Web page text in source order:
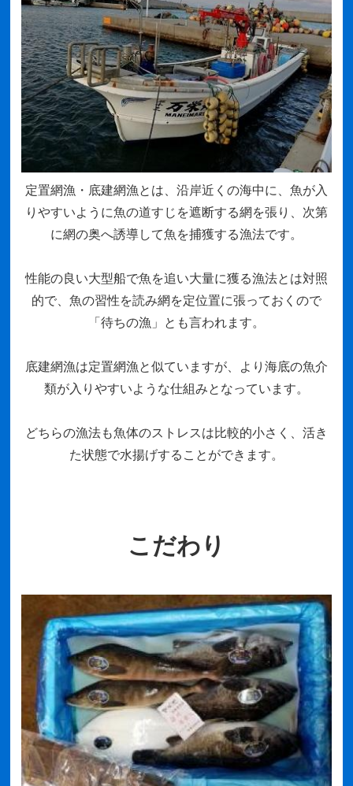
定置網漁・底建網漁とは、沿岸近くの海中に、魚が入
りやすいように魚の道すじを遮断する網を張り、次第
に網の奥へ誘導して魚を捕獲する漁法です。
性能の良い大型船で魚を追い大量に獲る漁法とは対照
的で、魚の習性を読み網を定位置に張っておくので
「待ちの漁」とも言われます。
底建網漁は定置網漁と似ていますが、より海底の魚介
類が入りやすいような仕組みとなっています。
どちらの漁法も魚体のストレスは比較的小さく、活き
た状態で水揚げすることができます。
こだわり